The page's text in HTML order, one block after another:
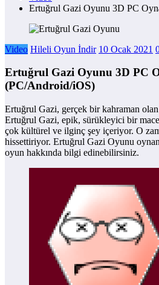
Ertuğrul Gazi Oyunu 3D PC
Video Hileli Oyun İndir 10 Ocak 2021
Ertuğrul Gazi Oyunu 3D PC
(PC/Android/iOS)
Ertuğrul Gazi, gerçek bir kahraman
Ertuğrul Gazi, epik, sürükleyici bir
çok kültürel ve ilginç şey içeriyor. O
hissettiriyor. Ertuğrul Gazi Oyunu
oyun hakkında bilgi edinebilirsiniz.